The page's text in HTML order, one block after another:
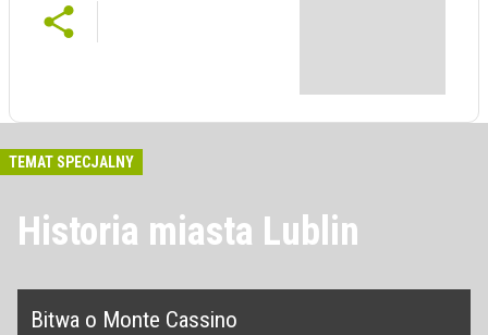
TEMAT SPECJALNY
Historia miasta Lublin
Bitwa o Monte Cassino